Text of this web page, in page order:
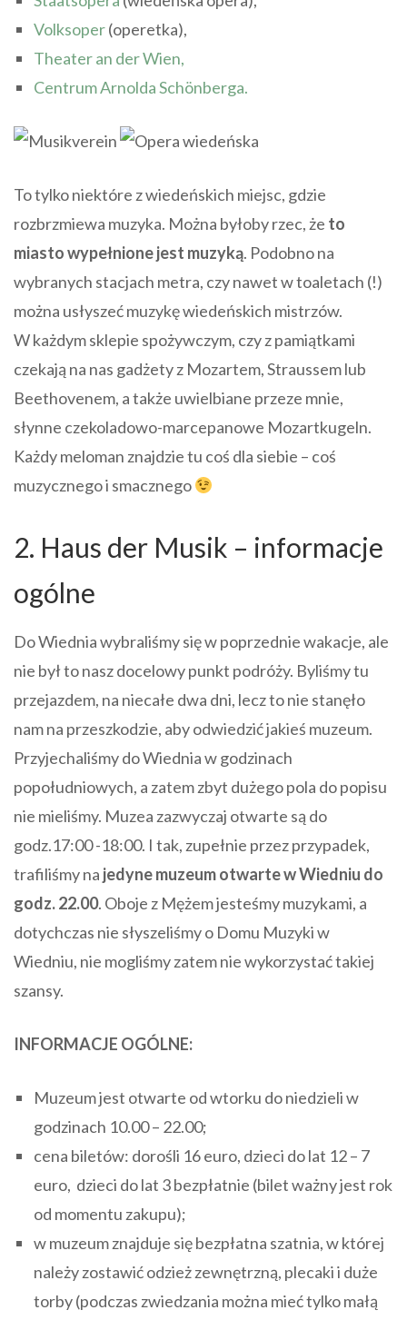
Volksoper(operetka),
Theater an der Wien,
Centrum Arnolda Schönberga.
To tylko niektóre z wiedeńskich miejsc, gdzie
rozbrzmiewa muzyka. Można byłoby rzec, że to
miasto wypełnione jest muzyką. Podobno na
wybranych stacjach metra, czy nawet w toaletach (!)
można usłyszeć muzykę wiedeńskich mistrzów.
W każdym sklepie spożywczym, czy z pamiątkami
czekają na nas gadżety z Mozartem, Straussem lub
Beethovenem, a także uwielbiane przeze mnie,
słynne czekoladowo-marcepanowe Mozartkugeln.
Każdy meloman znajdzie tu coś dla siebie – coś
muzycznego i smacznego
2. Haus der Musik – informacje
ogólne
Do Wiednia wybraliśmy się w poprzednie wakacje, ale
nie był to nasz docelowy punkt podróży. Byliśmy tu
przejazdem, na niecałe dwa dni, lecz to nie stanęło
nam na przeszkodzie, aby odwiedzić jakieś muzeum.
Przyjechaliśmy do Wiednia w godzinach
popołudniowych, a zatem zbyt dużego pola do popisu
nie mieliśmy. Muzea zazwyczaj otwarte są do
godz.17:00 -18:00. I tak, zupełnie przez przypadek,
trafiliśmy na jedyne muzeum otwarte w Wiedniu do
godz. 22.00. Oboje z Mężem jesteśmy muzykami, a
dotychczas nie słyszeliśmy o Domu Muzyki w
Wiedniu, nie mogliśmy zatem nie wykorzystać takiej
szansy.
INFORMACJE OGÓLNE:
Muzeum jest otwarte od wtorku do niedzieli w
godzinach 10.00 – 22.00;
cena biletów: dorośli 16 euro, dzieci do lat 12 – 7
euro, dzieci do lat 3 bezpłatnie (bilet ważny jest rok
od momentu zakupu);
w muzeum znajduje się bezpłatna szatnia, w której
należy zostawić odzież zewnętrzną, plecaki i duże
torby (podczas zwiedzania można mieć tylko małą